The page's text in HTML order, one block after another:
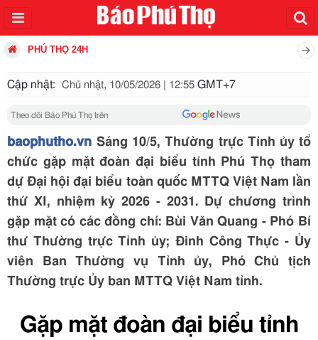
PHÚ THỌ 24H
Cập nhật: Chủ nhật, 10/05/2026 | 12:55 GMT+7
Theo dõi Báo Phú Thọ trên
baophutho.vn Sáng 10/5, Thường trực Tỉnh ủy tổ
chức gặp mặt đoàn đại biểu tỉnh Phú Thọ tham
dự Đại hội đại biểu toàn quốc MTTQ Việt Nam lần
thứ XI, nhiệm kỳ 2026 - 2031. Dự chương trình
gặp mặt có các đồng chí: Bùi Văn Quang - Phó Bí
thư Thường trực Tỉnh ủy; Đinh Công Thực - Ủy
viên Ban Thường vụ Tỉnh ủy, Phó Chủ tịch
Thường trực Ủy ban MTTQ Việt Nam tỉnh.
Gặp mặt đoàn đại biểu tỉnh